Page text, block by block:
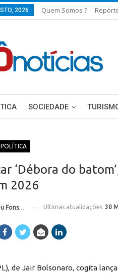
2026 Quem Somos ?
SOCIEDADE
POLÍTICA
‘Débora do
2026
Ultimas atualizações 30
de Jair Bolsonaro, cogita